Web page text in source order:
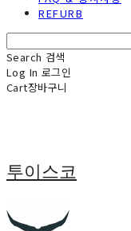
REFURB
Search 검색
Log In 로그인
Cart장바구니
투이스코